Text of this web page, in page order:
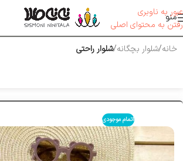
عبور به ناوبری
رفتن به محتوای اصلی
منو
خانه شلوار بچگانه شلوار راحتی
اتمام موجودی